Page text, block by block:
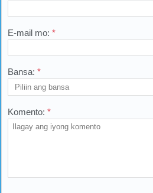
E-mail mo: *
Bansa: *
Komento: *